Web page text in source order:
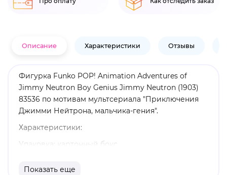
Описание Характеристики Отзывы
Фигурка Funko POP! Animation Adventures of
Jimmy Neutron Boy Genius Jimmy Neutron (1903)
83536 по мотивам мультсериала "Приключения
Джимми Нейтрона, мальчика-гения".
Характеристики:
Упаковка: картонный бокс.
Показать еще